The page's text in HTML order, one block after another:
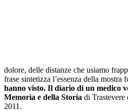
dolore, delle distanze che usiamo
frase sintetizza l’essenza della mostra
hanno visto. Il diario di un medico
Memoria e della Storia di Trastevere
2011.